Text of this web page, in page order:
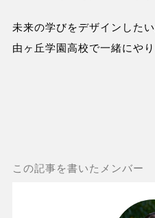
未来の学びをデザインした
由ヶ丘学園高校で一緒にやり
この記事を書いたメンバー